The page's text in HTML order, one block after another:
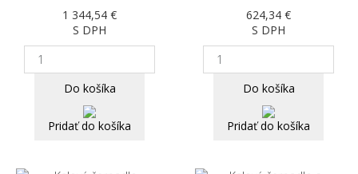
1 344,54 €
S DPH
Do košíka
Pridať do košíka
624,34 €
S DPH
Do košíka
Pridať do košíka